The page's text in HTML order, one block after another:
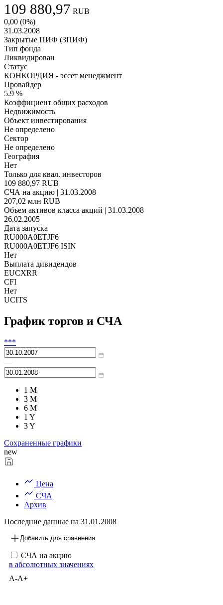
109 880,97 RUB
0,00 (0%)
31.03.2008
Закрытые ПИФ (ЗПИФ)
Тип фонда
Ликвидирован
Статус
КОНКОРДИЯ - эссет менеджмент
Провайдер
5.9 %
Коэффициент общих расходов
Недвижимость
Объект инвестирования
Не определено
Сектор
Не определено
География
Нет
Только для квал. инвесторов
109 880,97 RUB
СЧА на акцию | 31.03.2008
207,02 млн RUB
Объем активов класса акций | 31.03.2008
26.02.2005
Дата запуска
RU000A0ETJF6
RU000A0ETJF6 ISIN
Нет
Выплата дивидендов
EUCXRR
CFI
Нет
UCITS
График торгов и СЧА
***
—
1 M
3 M
6 M
1 Y
3 Y
Сохраненные графики
new
Цена
СЧА
Архив
Последние данные на 31.01.2008
Добавить для сравнения